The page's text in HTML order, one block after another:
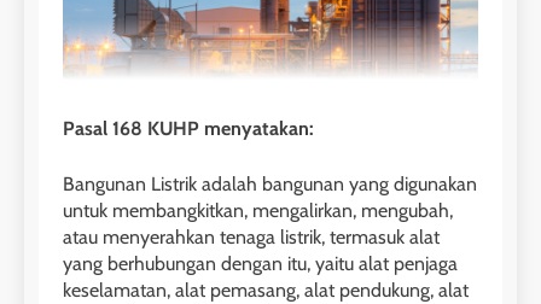
Pasal 168 KUHP menyatakan:
Bangunan Listrik adalah bangunan yang digunakan
untuk membangkitkan, mengalirkan, mengubah,
atau menyerahkan tenaga listrik, termasuk alat
yang berhubungan dengan itu, yaitu alat penjaga
keselamatan, alat pemasang, alat pendukung, alat